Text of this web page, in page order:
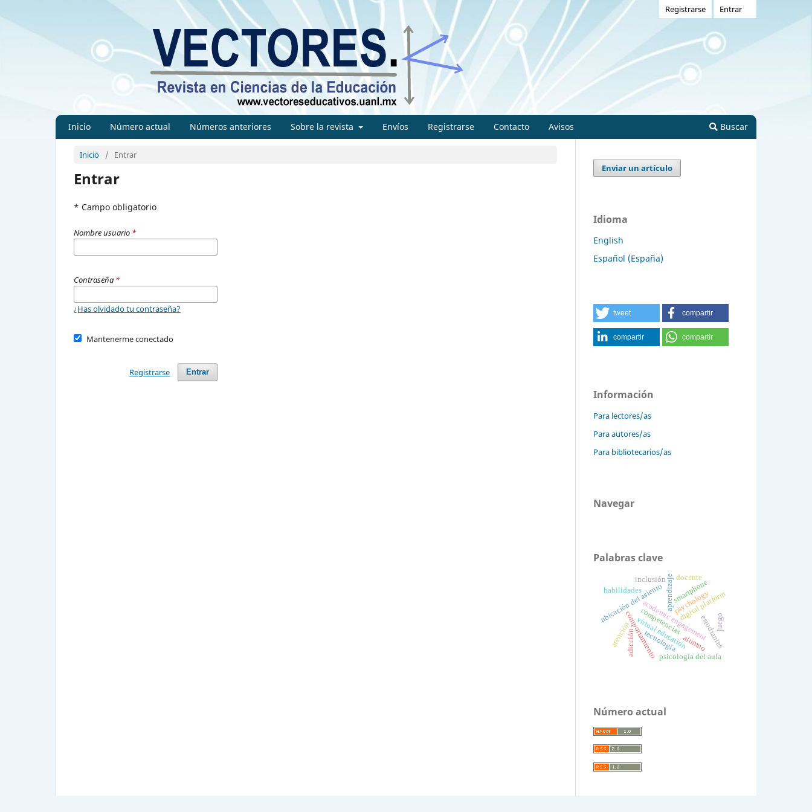
Inicio Número actual Números anteriores Sobre la revista Envíos Registrarse Contacto Avisos Buscar
Registrarse Entrar
Inicio / Entrar
Entrar
* Campo obligatorio
Nombre usuario *
Contraseña *
¿Has olvidado tu contraseña?
Mantenerme conectado
Entrar
Registrarse
Enviar un artículo
Idioma
English
Español (España)
tweet compartir
compartir compartir
Información
Para lectores/as
Para autores/as
Para bibliotecarios/as
Navegar
Palabras clave
academic engagement
virtual education
digital platform
psychology
aprendizaje
comportamiento
ubicación del asiento
atención
psicología del aula
adicción
smartphone
habilidades
tecnología estudiantes
inclusión
competencias
docente
alumno
juego
Número actual